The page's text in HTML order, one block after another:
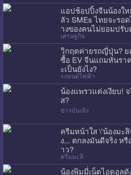
แอปช้อปปิ้งจีนน้องใ
ลัว SMEs ไทยจะรอ
างของคนไม่ยอมปรับ
เศรษฐกิจ
วิกฤตค่ายรถญี่ปุ่น?
ซื้อ EV จีนแถมหั่นรา
ะเป็นยังไง?
รถยนต์ไฟฟ้า
น้องแพรวแต่งเงียบ!
ส?
ข่าวบันเทิง
ครีมหน้าใส \'น้องมะ
ง... ตกลงมันดีจริง ห
าว?
ครีมมะลิ
น้องพิมมี่เน็ตไอดอล